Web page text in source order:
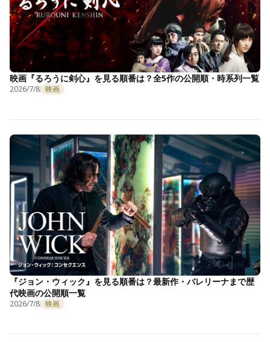
映画『るろうに剣心』を見る順番は？全5作の公開順・時系列一覧
2026/7/8 映画
『ジョン・ウィック』を見る順番は？最新作・バレリーナまで歴
代映画の公開順一覧
2026/7/8 映画